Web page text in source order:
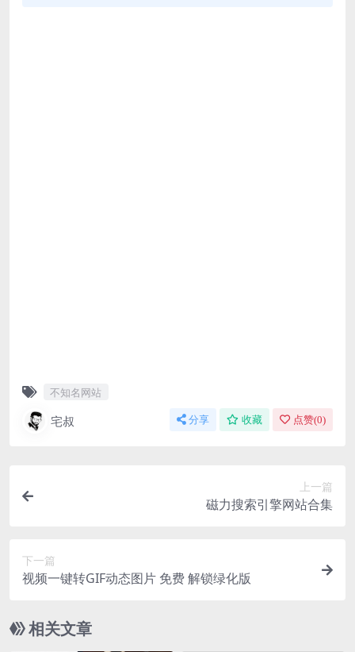
不知名网站
宅叔 分享 收藏 点赞(0)
上一篇
磁力搜索引擎网站合集
下一篇
视频一键转GIF动态图片 免费 解锁绿化版
相关文章